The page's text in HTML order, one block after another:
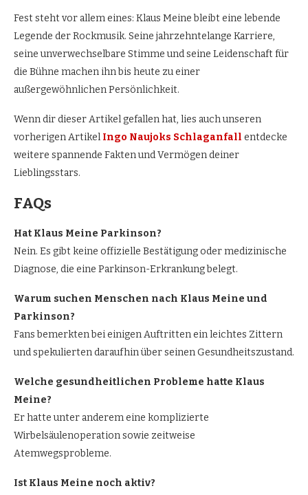
Fest steht vor allem eines: Klaus Meine bleibt eine lebende
Legende der Rockmusik. Seine jahrzehntelange Karriere,
seine unverwechselbare Stimme und seine Leidenschaft für
die Bühne machen ihn bis heute zu einer
außergewöhnlichen Persönlichkeit.
Wenn dir dieser Artikel gefallen hat, lies auch unseren
vorherigen Artikel Ingo Naujoks Schlaganfall entdecke
weitere spannende Fakten und Vermögen deiner
Lieblingsstars.
FAQs
Hat Klaus Meine Parkinson?
Nein. Es gibt keine offizielle Bestätigung oder medizinische
Diagnose, die eine Parkinson-Erkrankung belegt.
Warum suchen Menschen nach Klaus Meine und
Parkinson?
Fans bemerkten bei einigen Auftritten ein leichtes Zittern
und spekulierten daraufhin über seinen Gesundheitszustand.
Welche gesundheitlichen Probleme hatte Klaus
Meine?
Er hatte unter anderem eine komplizierte
Wirbelsäulenoperation sowie zeitweise
Atemwegsprobleme.
Ist Klaus Meine noch aktiv?